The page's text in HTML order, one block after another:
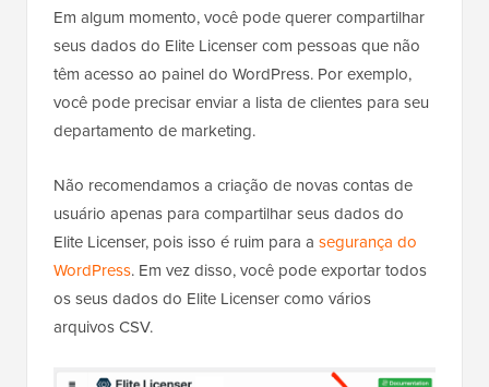
Em algum momento, você pode querer compartilhar
seus dados do Elite Licenser com pessoas que não
têm acesso ao painel do WordPress. Por exemplo,
você pode precisar enviar a lista de clientes para seu
departamento de marketing.
Não recomendamos a criação de novas contas de
usuário apenas para compartilhar seus dados do
Elite Licenser, pois isso é ruim para a segurança do
WordPress. Em vez disso, você pode exportar todos
os seus dados do Elite Licenser como vários
arquivos CSV.